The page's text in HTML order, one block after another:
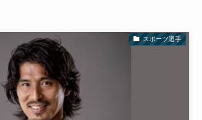
スポーツ選手